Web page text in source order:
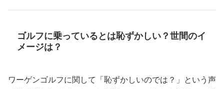
ゴルフに乗っているとは恥ずかしい？世間のイ
メージは？
ワーゲンゴルフに関して「恥ずかしいのでは？」という声